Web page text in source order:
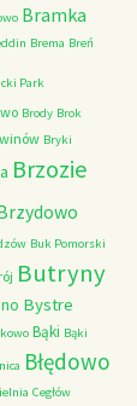
Bramka
Brema Breń
Park
Brody Brok
Bryki
Brzozie
Buk Pomorski
Butryny
Bystre
Bąki Bąki
Błędowo
Cegłów